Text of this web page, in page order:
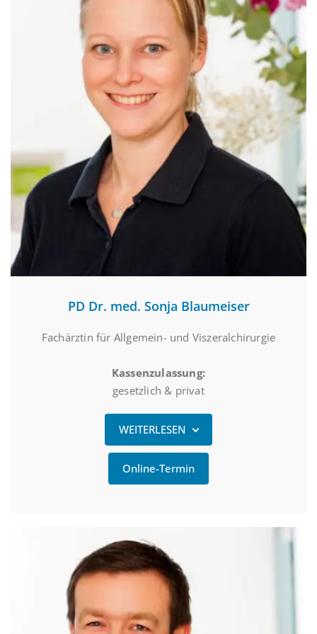
PD Dr. med. Sonja Blaumeiser
Fachärztin für Allgemein- und Viszeralchirurgie
Kassenzulassung:
gesetzlich & privat
WEITERLESEN
Online-Termin